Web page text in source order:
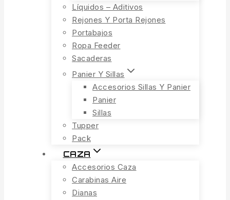
Líquidos – Aditivos
Rejones Y Porta Rejones
Portabajos
Ropa Feeder
Sacaderas
Panier Y Sillas
Accesorios Sillas Y Panier
Panier
Sillas
Tupper
Pack
CAZA
Accesorios Caza
Carabinas Aire
Dianas